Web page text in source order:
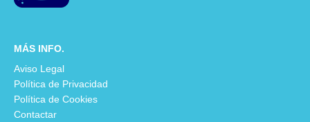
MÁS INFO.
Aviso Legal
Política de Privacidad
Política de Cookies
Contactar